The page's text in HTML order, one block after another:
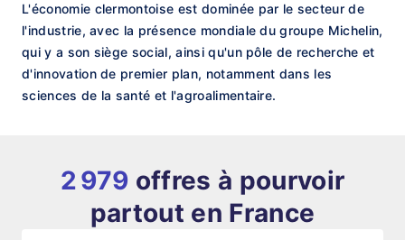
L'économie clermontoise est dominée par le secteur de
l'industrie, avec la présence mondiale du groupe Michelin,
qui y a son siège social, ainsi qu'un pôle de recherche et
d'innovation de premier plan, notamment dans les
sciences de la santé et l'agroalimentaire.
2 979 offres à pourvoir
partout en France